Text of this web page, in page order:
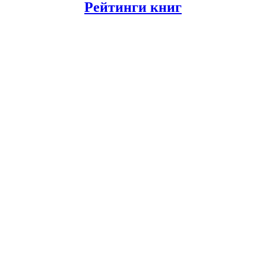
Рейтинги книг